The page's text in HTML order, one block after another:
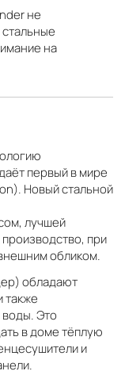
не
на
первый в мире
Новый стальной
лучшей
при
обликом.
обладают
также
Это
в доме тёплую
и